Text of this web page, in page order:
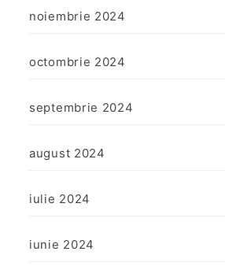
noiembrie 2024
octombrie 2024
septembrie 2024
august 2024
iulie 2024
iunie 2024